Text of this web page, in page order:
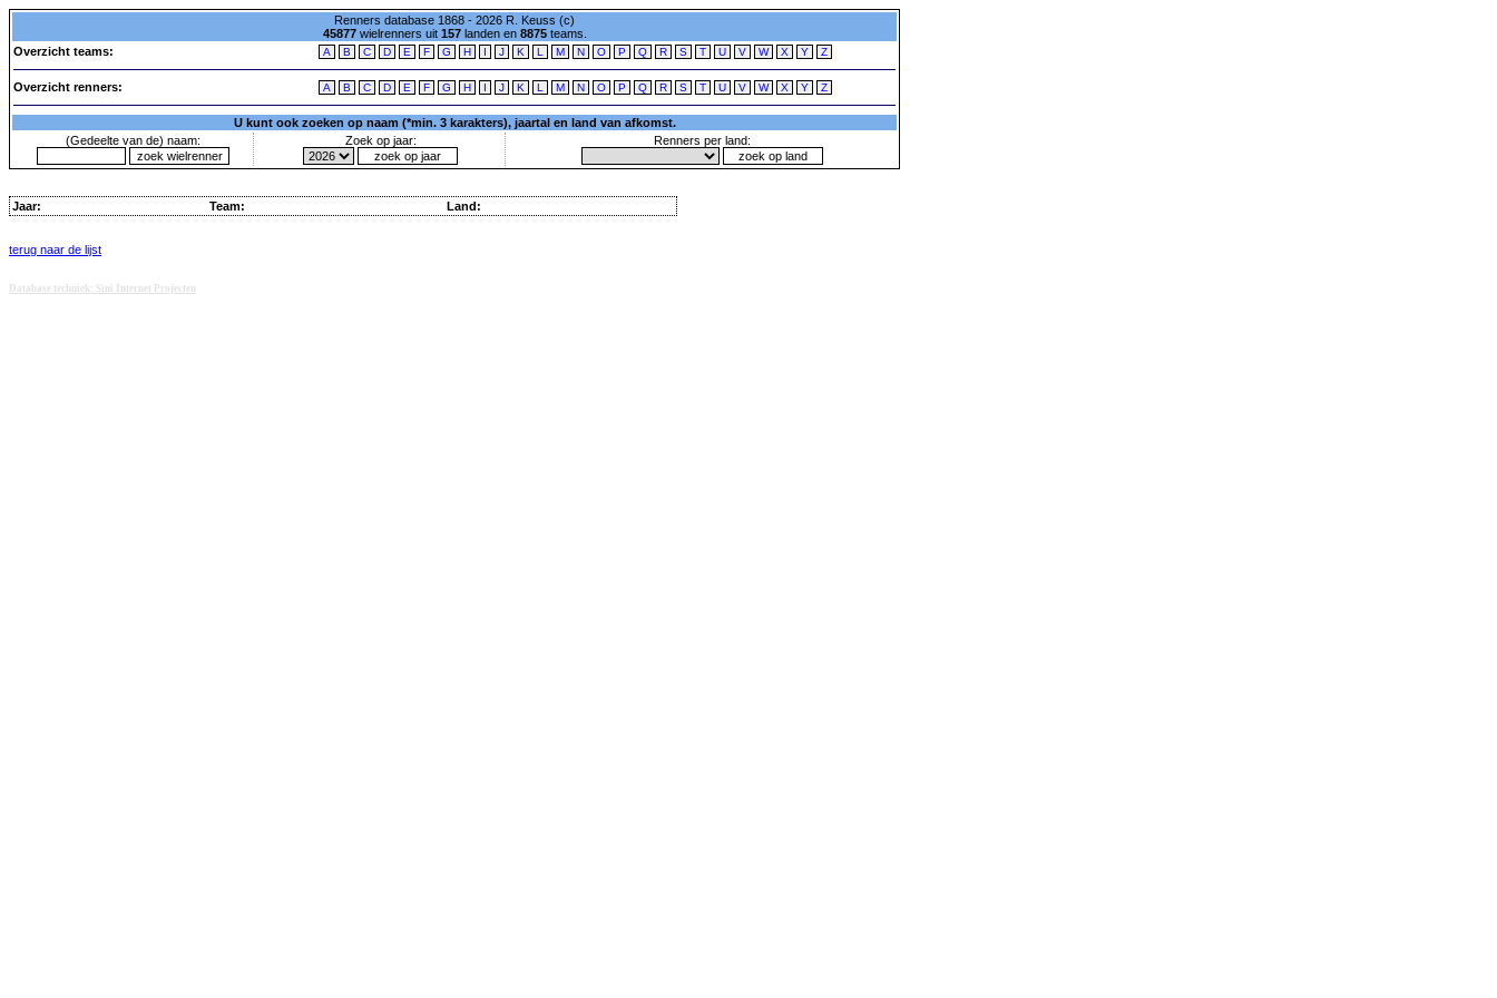
Renners database 1868 - 2026 R. Keuss (c)
45877wielrenners uit 157landen en 8875teams.
Overzicht teams:
A B C D E F G H I J K L M N O P Q R S T U V W X Y Z
Overzicht renners: A B C D E F G H I J K L M N O P Q R S T U V W X Y Z
U kunt ook zoeken op naam (*min. 3 karakters), jaartal en land van afkomst.
(Gedeelte van de) naam:
Zoek op jaar: Renners per land:
Jaar: Team: Land:
terug naar de lijst
Database techniek: Sini Internet Projecten